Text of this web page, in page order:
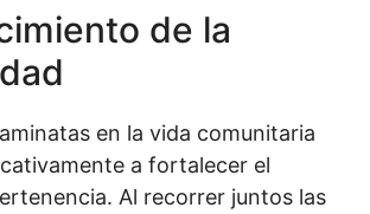
de la
en la vida comunitaria
a fortalecer el
Al recorrer juntos las